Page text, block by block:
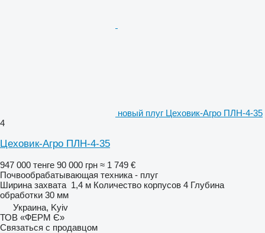
новый плуг Цеховик-Агро ПЛН-4-35
4
Цеховик-Агро ПЛН-4-35
947 000 тенге 90 000 грн ≈ 1 749 €
Почвообрабатывающая техника - плуг
Ширина захвата 1,4 м Количество корпусов 4 Глубина
обработки 30 мм
Украина, Kyiv
ТОВ «ФЕРМ Є»
Связаться с продавцом